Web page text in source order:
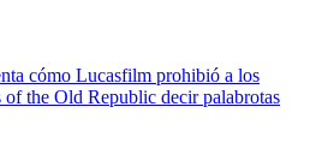
cómo Lucasfilm prohibió a los
of the Old Republic decir palabrotas